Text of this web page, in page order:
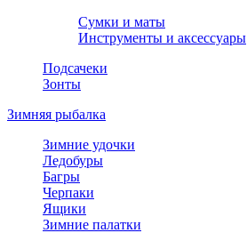
Сумки и маты
Инструменты и аксессуары
Подсачеки
Зонты
Зимняя рыбалка
Зимние удочки
Ледобуры
Багры
Черпаки
Ящики
Зимние палатки